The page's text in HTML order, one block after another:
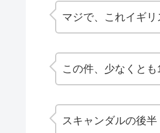
マジで、これイギ
この件、少なくとも
スキャンダルの後